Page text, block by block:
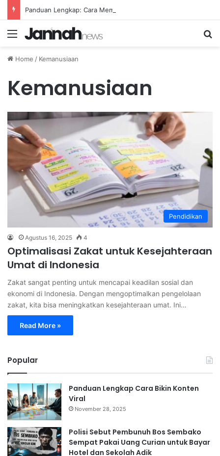
Menu
Home / Kemanusiaan
Kemanusiaan
Pendidikan
Agustus 16, 2025 4
Optimalisasi Zakat untuk Kesejahteraan
Umat di Indonesia
Zakat sangat penting untuk mencapai keadilan sosial dan
ekonomi di Indonesia. Dengan mengoptimalkan pengelolaan
zakat, kita bisa meningkatkan kesejahteraan umat. Ini…
Read More »
Popular
Panduan Lengkap Cara Bikin Konten
Viral
November 28, 2025
Polisi Sebut Pembunuh Bos Sembako
Sempat Pakai Uang Curian untuk Bayar
Hotel dan Sekolah Adik